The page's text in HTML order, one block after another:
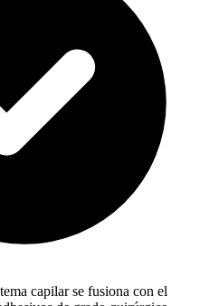
capilar se fusiona con el